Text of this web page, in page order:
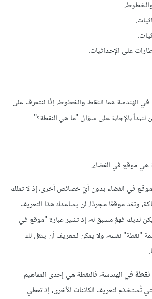
على الإحداثيات.
الهندسة هما النقاط والخطوط، إذًا لنتعرف على
لنبدأ بالإجابة على سؤال "ما هي النقطة؟".
هي موقع في الفضاء.
في الفضاء بدون أيّ خصائص أخرى، إذ لا تملك
وتعَد موقعًا مجردًا. لن يساعدك هذا التعريف
لديك فهمٌ مسبق له، إذ تشير عبارة "موقع في
"نقطة" نفسه، ولا يمكن للتعريف أن ينقل لك
نقطة في الهندسة، فالنقطة هي إحدى المفاهيم
تُستخدَم لتعريف الكائنات الأخرى، إذ تعطي